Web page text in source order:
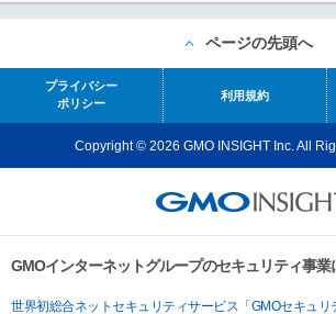
ページの先頭へ
プライバシー
ポリシー
利用規約
Copyright © 2026 GMO INSIGHT Inc. All
GMOインターネットグループのセキュリティ事業
世界初総合ネットセキュリティサービス「GMOセキュリ